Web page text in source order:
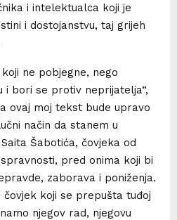
i intelektualca koji je
i dostojanstvu, taj grijeh
ne pobjegne, nego
i bori se protiv neprijatelja“,
ovaj moj tekst bude upravo
način da stanem u
Šabotića, čovjeka od
pred onima koji bi
zaborava i poniženja.
koji se prepušta tuđoj
njegov rad, njegovu